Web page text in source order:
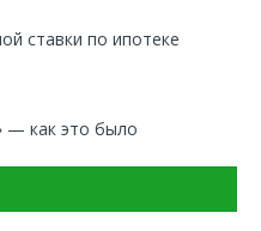
ставки по ипотеке
— как это было